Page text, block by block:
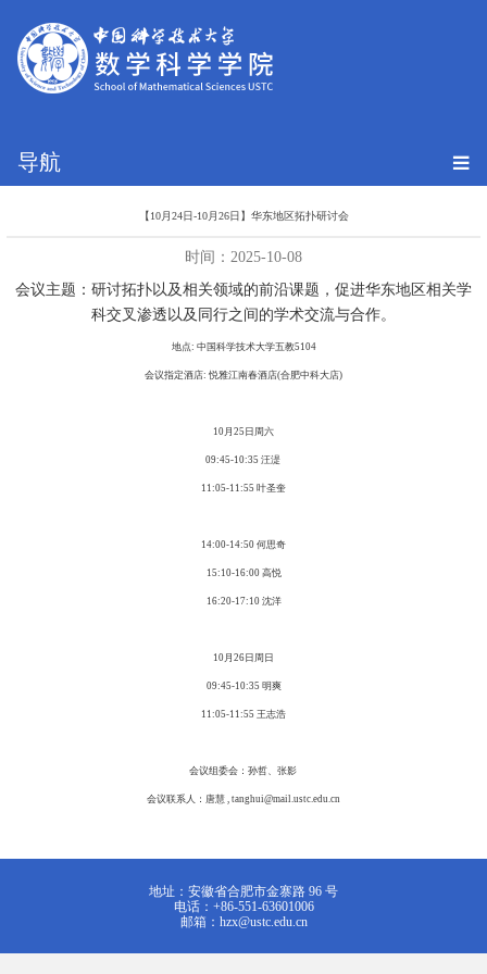
导航
【10月24日-10月26日】华东地区拓扑研讨会
时间：2025-10-08
会议主题：研讨拓扑以及相关领域的前沿课题，促进华东地区相关学
科交叉渗透以及同行之间的学术交流与合作。
地点: 中国科学技术大学五教5104
会议指定酒店: 悦雅江南春酒店(合肥中科大店)
10月25日周六
09:45-10:35 汪湜
11:05-11:55 叶圣奎
14:00-14:50 何思奇
15:10-16:00 高悦
16:20-17:10 沈洋
10月26日周日
09:45-10:35 明爽
11:05-11:55 王志浩
会议组委会：孙哲、张影
会议联系人：唐慧 , tanghui@mail.ustc.edu.cn
地址：安徽省合肥市金寨路 96 号
电话：+86-551-63601006
邮箱：hzx@ustc.edu.cn